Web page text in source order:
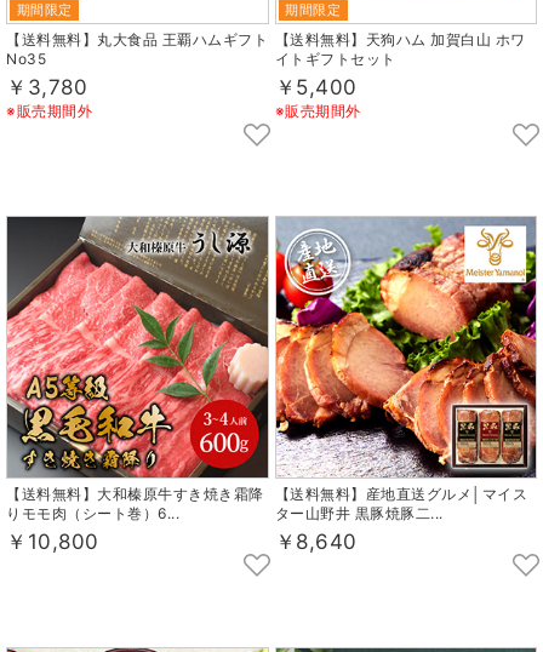
期間限定
【送料無料】丸大食品 王覇ハムギフト
No35
￥3,780
※販売期間外
期間限定
【送料無料】天狗ハム 加賀白山 ホワ
イトギフトセット
￥5,400
※販売期間外
【送料無料】大和榛原牛すき焼き霜降
りモモ肉（シート巻）6...
￥10,800
【送料無料】産地直送グルメ│マイス
ター山野井 黒豚焼豚二...
￥8,640